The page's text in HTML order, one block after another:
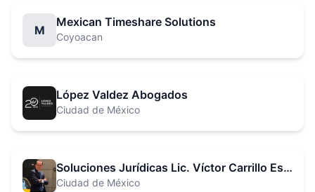
M
Mexican Timeshare Solutions
Coyoacan
López Valdez Abogados
Ciudad de México
Soluciones Jurídicas Lic. Víctor Carrillo Estrada
Ciudad de México